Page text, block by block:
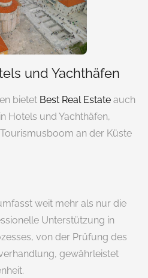
und Yachthäfen
bietet Best Real Estate auch
Hotels und Yachthäfen,
an der Küste
weit mehr als nur die
Unterstützung in
von der Prüfung des
gewährleistet